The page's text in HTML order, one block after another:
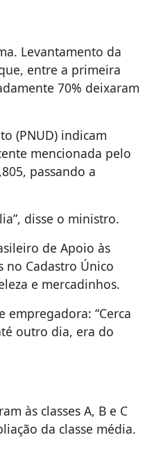
Levantamento da
entre a primeira
70% deixaram
(PNUD) indicam
mencionada pelo
passando a
disse o ministro.
de Apoio às
no Cadastro Único
e mercadinhos.
“Cerca
outro dia, era do
às classes A, B e C
da classe média.